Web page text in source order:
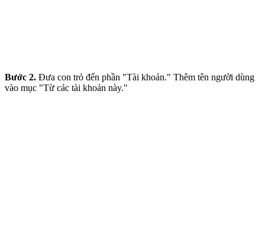
Bước 2. Đưa con trỏ đến phần "Tài khoản." Thêm tên người dùng
vào mục "Từ các tài khoản này."